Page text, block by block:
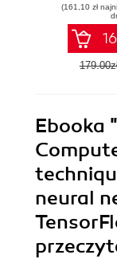
using
(161,10 zł
Ebooka
neural